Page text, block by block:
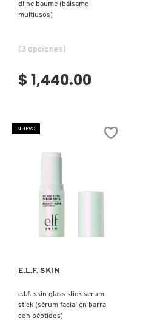
dline baume (bálsamo
multiusos)
(3 opciones)
$ 1,440.00
NUEVO
Ver más
E.L.F. SKIN
e.l.f. skin glass slick serum
stick (sérum facial en barra
con péptidos)